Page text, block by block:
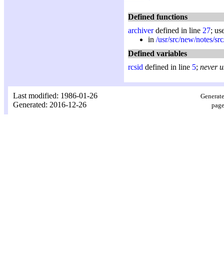
Defined functions
archiverdefined in line 27;
in /usr/src/new/notes/
Defined variables
rcsid defined in line 5; never
Last modified: 1986-01-26
Generated: 2016-12-26